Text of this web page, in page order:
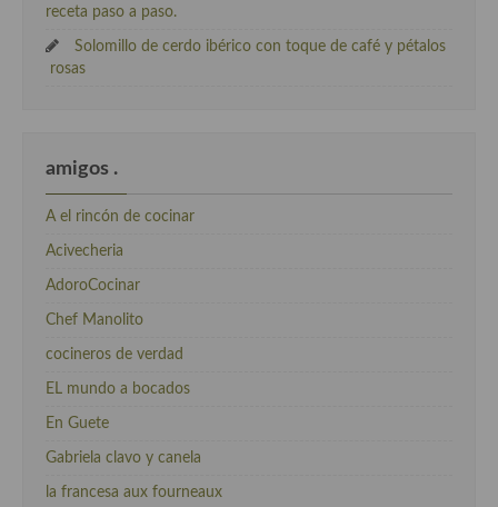
receta paso a paso.
Solomillo de cerdo ibérico con toque de café y pétalos
rosas
amigos .
A el rincón de cocinar
Acivecheria
AdoroCocinar
Chef Manolito
cocineros de verdad
EL mundo a bocados
En Guete
Gabriela clavo y canela
la francesa aux fourneaux